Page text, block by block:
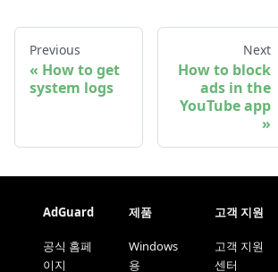
Previous
How to get
system logs
Next
How to block
ads in the
YouTube app
AdGuard
공식 홈페
이지
제품
Windows
용
고객 지원
고객 지원
센터